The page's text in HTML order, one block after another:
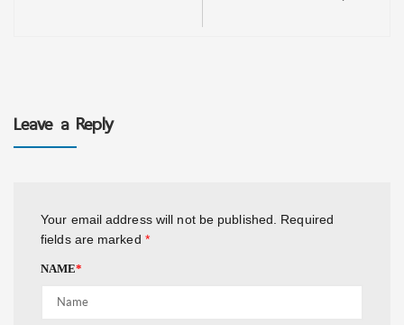
Leave a Reply
Your email address will not be published.
Required
fields are marked *
NAME*